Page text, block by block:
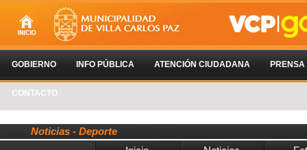
GOBIERNO INFO PÚBLICA ATENCIÓN CIUDADANA PRENSA
CONTACTO
Noticias - Deporte